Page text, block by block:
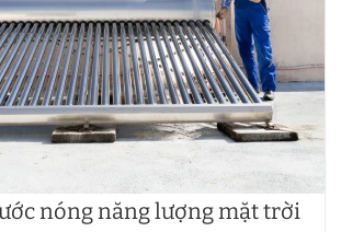
nóng năng lượng mặt trời